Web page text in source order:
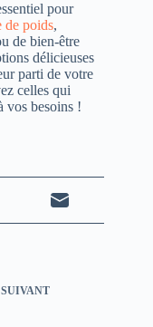
pour
de poids,
de bien-être
délicieuses
parti de votre
celles qui
vos besoins !
SUIVANT